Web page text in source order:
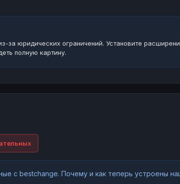
за юридических ограничений. Установите
полную картину.
с bestchange. Почему и как теперь устроены